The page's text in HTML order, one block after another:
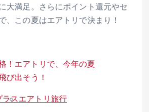
大満足。さらにポイント還元やセ
、この夏はエアトリで決まり！
スエアトリ旅行